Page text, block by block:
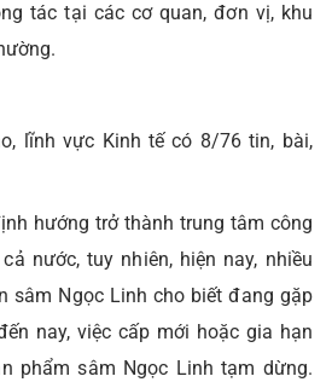
tác tại các cơ quan, đơn vị, khu
lĩnh vực Kinh tế có 8/76 tin, bài,
hướng trở thành trung tâm công
nước, tuy nhiên, hiện nay, nhiều
sâm Ngọc Linh cho biết đang gặp
nay, việc cấp mới hoặc gia hạn
phẩm sâm Ngọc Linh tạm dừng.